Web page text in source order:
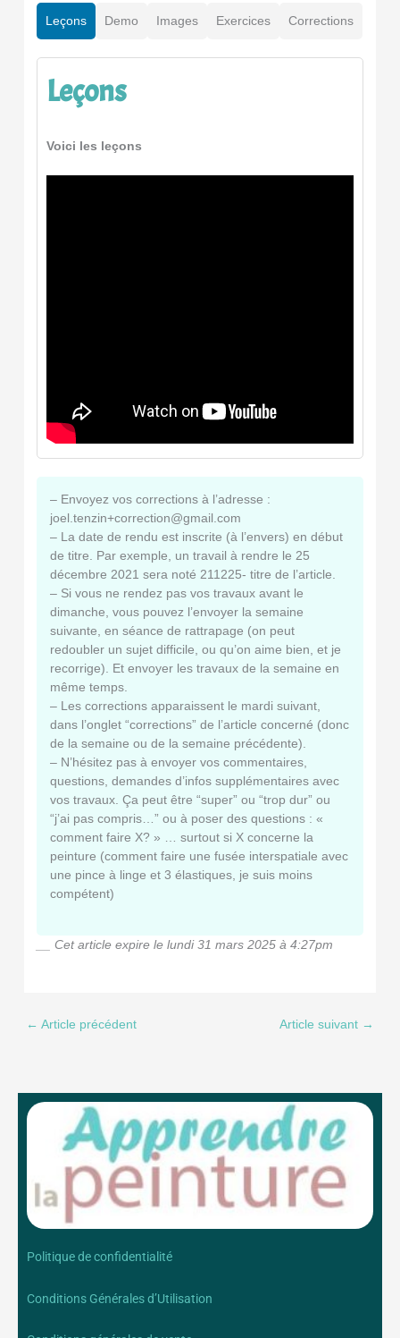
Leçons Demo Images Exercices Corrections
Leçons
Voici les leçons
– Envoyez vos corrections à l’adresse :
joel.tenzin+correction@gmail.com
– La date de rendu est inscrite (à l’envers) en début
de titre. Par exemple, un travail à rendre le 25
décembre 2021 sera noté 211225- titre de l’article.
– Si vous ne rendez pas vos travaux avant le
dimanche, vous pouvez l’envoyer la semaine
suivante, en séance de rattrapage (on peut
redoubler un sujet difficile, ou qu’on aime bien, et je
recorrige). Et envoyer les travaux de la semaine en
même temps.
– Les corrections apparaissent le mardi suivant,
dans l’onglet “corrections” de l’article concerné (donc
de la semaine ou de la semaine précédente).
– N’hésitez pas à envoyer vos commentaires,
questions, demandes d’infos supplémentaires avec
vos travaux. Ça peut être “super” ou “trop dur” ou
“j’ai pas compris…” ou à poser des questions : «
comment faire X? » … surtout si X concerne la
peinture (comment faire une fusée interspatiale avec
une pince à linge et 3 élastiques, je suis moins
compétent)
__ Cet article expire le lundi 31 mars 2025 à 4:27pm
← Article précédent Article suivant →
Politique de confidentialité
Conditions Générales d’Utilisation